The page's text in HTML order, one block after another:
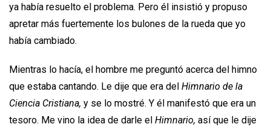
ya había resuelto el problema. Pero él insistió y propuso
apretar más fuertemente los bulones de la rueda que yo
había cambiado.
Mientras lo hacía, el hombre me preguntó acerca del himno
que estaba cantando. Le dije que era del Himnario de la
Ciencia Cristiana, y se lo mostré. Y él manifestó que era un
tesoro. Me vino la idea de darle el Himnario, así que le dije